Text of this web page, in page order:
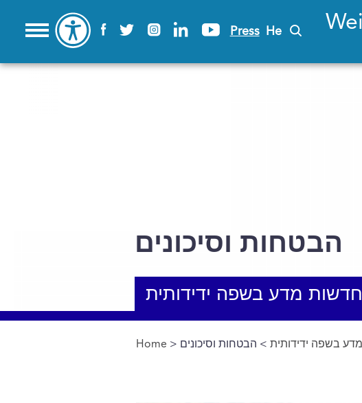
Press He
הבטחות וסיכונים
חדשות מדע בשפה ידידותית
You are here
Home > בשפה ידידותית> הבטחות וסיכונים